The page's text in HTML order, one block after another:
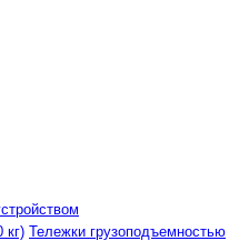
кг) Тележки грузоподъемностью